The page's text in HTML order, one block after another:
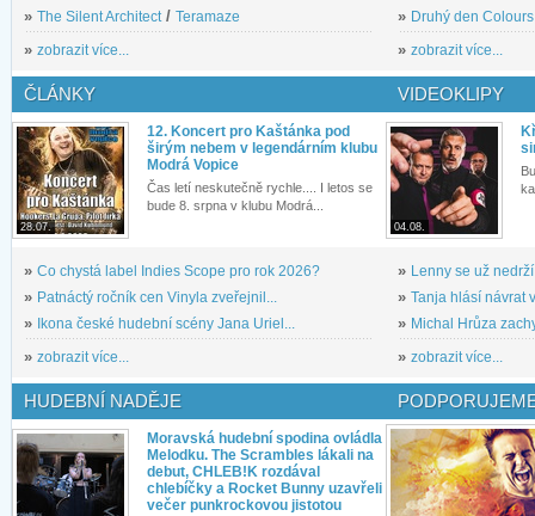
» The Silent Architect / Teramaze
» zobrazit více...
» Druhý den
» zobrazit více...
ČLÁNKY
28.07.
12. Koncert pro Kaštánka pod
širým nebem v legendárním klubu
Modrá Vopice
Čas letí neskutečně rychle.... I letos se
bude 8. srpna v klubu Modrá...
» Co chystá label Indies Scope pro rok 2026?
» Patnáctý ročník cen Vinyla zveřejnil...
»
Ikona české hudební scény Jana Uriel...
» zobrazit více...
VIDEOKLIPY
04.08.
» Lenny se už
» Tanja hlásí návrat
» Michal Hrůza
» zobrazit více...
HUDEBNÍ NADĚJE
Moravská hudební spodina ovládla
Melodku. The Scrambles lákali na
debut, CHLEB!K rozdával
chlebíčky a Rocket Bunny uzavřeli
večer punkrockovou jistotou